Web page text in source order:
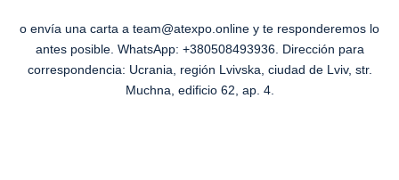
o envía una carta a team@atexpo.online y te responderemos lo
antes posible. WhatsApp: ‪+380508493936‬. Dirección para
correspondencia: Ucrania, región Lvivska, ciudad de Lviv, str.
Muchna, edificio 62, ap. 4.